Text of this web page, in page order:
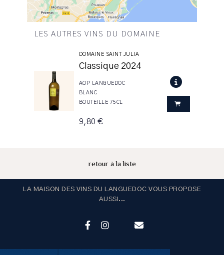
LES AUTRES VINS DU DOMAINE
DOMAINE SAINT JULIA
Classique 2024
AOP LANGUEDOC
BLANC
BOUTEILLE 75CL
9,80 €
retour à la liste
LA MAISON DES VINS DU LANGUEDOC VOUS PROPOSE
AUSSI...